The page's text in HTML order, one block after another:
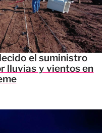
el suministro
lluvias y vientos en